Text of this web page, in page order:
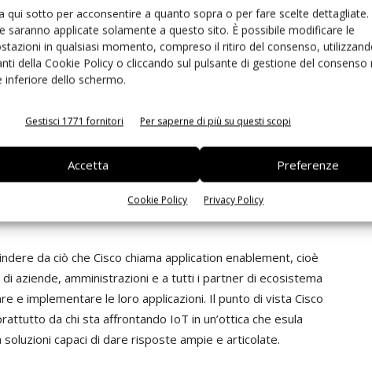
qui sotto per acconsentire a quanto sopra o per fare scelte dettagliate.
saranno applicate solamente a questo sito. È possibile modificare le
in qualsiasi momento, compreso il ritiro del consenso,
della Cookie Policy o cliccando sul pulsante di gestione del consenso
inferiore dello schermo.
Gestisci 1771 fornitori Per saperne di più su questi scopi
Accetta Preferenze
Cookie Policy Privacy Policy
industriale, di una presa intelligente o di un
una catena che non ammette anelli deboli.
senza un’infrastruttura per implementare la parte di
in ambienti multivendor e multipiattaforma, sarebbe
Tutto questo, considerando che il volume
la maggiore disponibilità di soluzioni di gestione e
funzioni separate, così da fornire un sistema protetto e
da ciò che Cisco chiama application enablement, cioè
aziende, amministrazioni e a tutti i partner di ecosistema
e implementare le loro applicazioni. Il punto di vista Cisco
da chi sta affrontando IoT in un’ottica che esula
capaci di dare risposte ampie e articolate.